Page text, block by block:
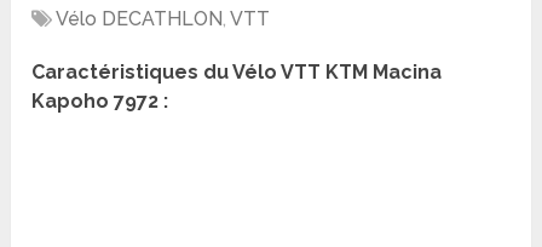
Vélo DECATHLON,VTT
Caractéristiques du Vélo VTT KTM Macina
Kapoho 7972 :